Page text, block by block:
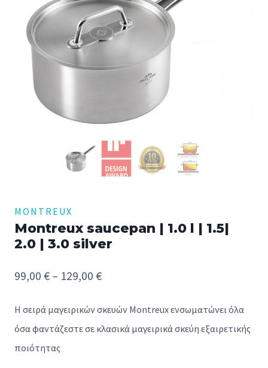
MONTREUX
Montreux saucepan | 1.0 l | 1.5|
2.0 | 3.0 silver
99,00 € – 129,00 €Price
99,00 €
Η σειρά μαγειρικών σκευών Montreux ενσωματώνει όλα
όσα φαντάζεστε σε κλασικά μαγειρικά σκεύη εξαιρετικής
ποιότητας